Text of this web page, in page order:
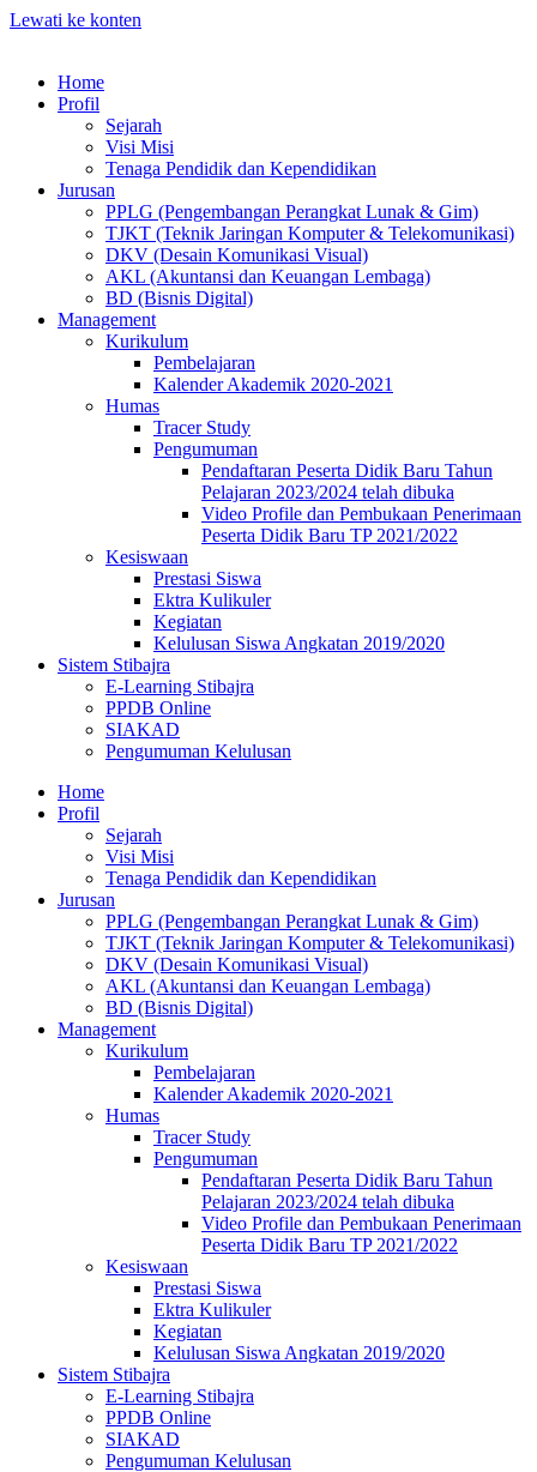
Lewati ke konten
Home
Profil
Sejarah
Visi Misi
Tenaga Pendidik dan Kependidikan
Jurusan
PPLG (Pengembangan Perangkat Lunak & Gim)
TJKT (Teknik Jaringan Komputer & Telekomunikasi)
DKV (Desain Komunikasi Visual)
AKL (Akuntansi dan Keuangan Lembaga)
BD (Bisnis Digital)
Management
Kurikulum
Pembelajaran
Kalender Akademik 2020-2021
Humas
Tracer Study
Pengumuman
Pendaftaran Peserta Didik Baru Tahun
Pelajaran 2023/2024 telah dibuka
Video Profile dan Pembukaan Penerimaan
Peserta Didik Baru TP 2021/2022
Kesiswaan
Prestasi Siswa
Ektra Kulikuler
Kegiatan
Kelulusan Siswa Angkatan 2019/2020
Sistem Stibajra
E-Learning Stibajra
PPDB Online
SIAKAD
Pengumuman Kelulusan
Home
Profil
Sejarah
Visi Misi
Tenaga Pendidik dan Kependidikan
Jurusan
PPLG (Pengembangan Perangkat Lunak & Gim)
TJKT (Teknik Jaringan Komputer & Telekomunikasi)
DKV (Desain Komunikasi Visual)
AKL (Akuntansi dan Keuangan Lembaga)
BD (Bisnis Digital)
Management
Kurikulum
Pembelajaran
Kalender Akademik 2020-2021
Humas
Tracer Study
Pengumuman
Pendaftaran Peserta Didik Baru Tahun
Pelajaran 2023/2024 telah dibuka
Video Profile dan Pembukaan Penerimaan
Peserta Didik Baru TP 2021/2022
Kesiswaan
Prestasi Siswa
Ektra Kulikuler
Kegiatan
Kelulusan Siswa Angkatan 2019/2020
Sistem Stibajra
E-Learning Stibajra
PPDB Online
SIAKAD
Pengumuman Kelulusan